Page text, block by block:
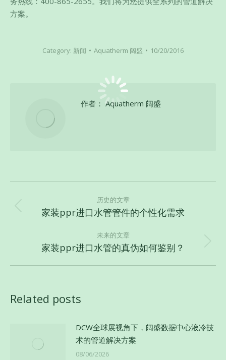
方案。
Category: 新闻 Aquatherm 阔盛 10/20/2016
作者： Aquatherm 阔盛
历史的文章
历
的
文
家装ppr进口水管管件的个性化需求
未来的文章
未
家装ppr进口水管的真伪如何鉴别？
Related posts
DCW全球展视角下，阔盛数据中心液冷技
术的管道解决方案
08/06/2026